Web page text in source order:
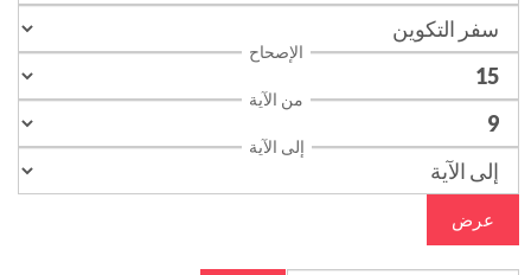
الإصحاح
من الآية
إلى الآية
عرض